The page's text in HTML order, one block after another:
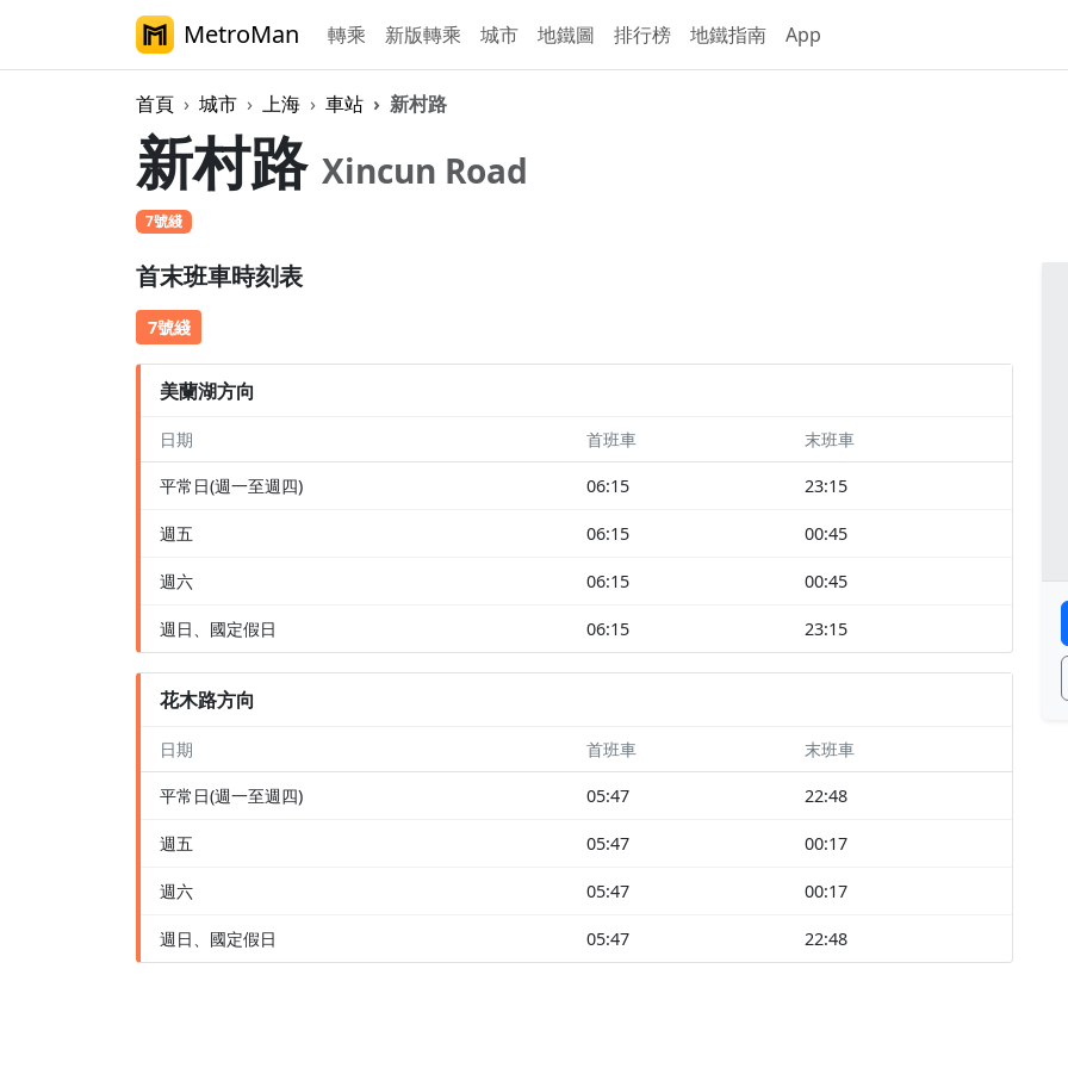
MetroMan 轉乘 新版轉乘 城市 地鐵圖 排行榜 地鐵指南 App
首頁 城市 上海 車站 新村路
新村路 Xincun Road
7號綫
首末班車時刻表
7號綫
美蘭湖方向
日期 首班車 末班車
平常日(週一至週四) 06:15 23:15
週五 06:15 00:45
週六 06:15 00:45
週日、國定假日 06:15 23:15
花木路方向
日期 首班車 末班車
平常日(週一至週四) 05:47 22:48
週五 05:47 00:17
週六 05:47 00:17
週日、國定假日 05:47 22:48